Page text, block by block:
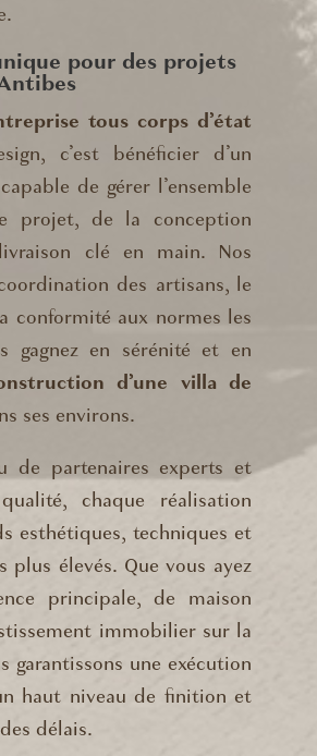
pour des projets
tous corps d’état
c’est bénéficier d’un
de gérer l’ensemble
projet, de la conception
clé en main. Nos
des artisans, le
conformité aux normes les
gagnez en sérénité et en
d’une villa de
ses environs.
de partenaires experts et
chaque réalisation
esthétiques, techniques et
plus élevés. Que vous ayez
principale, de maison
immobilier sur la
garantissons une exécution
haut niveau de finition et
délais.